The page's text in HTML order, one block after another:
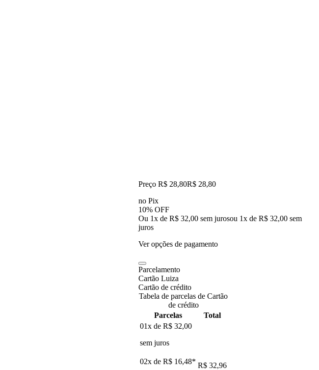
Preço R$ 28,80R$ 28,80
no Pix
10% OFF
Ou 1x de R$ 32,00 sem jurosou 1x de R$ 32,00 sem
juros
Ver opções de pagamento
Parcelamento
Cartão Luiza
Cartão de crédito
Tabela de parcelas de Cartão
de crédito
Parcelas
Total
01x de R$ 32,00
sem juros
02x de R$ 16,48* R$ 32,96